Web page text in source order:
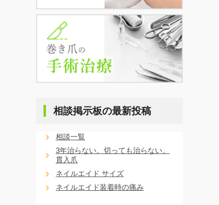
相談掲示板の最新投稿
相談一覧
3年治らない。切っても治らない。
貫入爪
ネイルエイド サイズ
ネイルエイド装着時の痛み